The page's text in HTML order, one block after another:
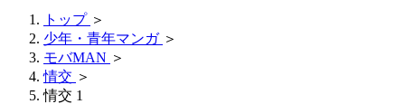
トップ ＞
少年・青年マンガ ＞
モバMAN ＞
情交 ＞
情交 1